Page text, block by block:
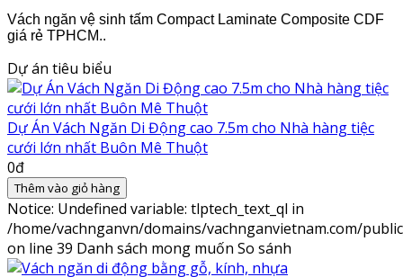
Vách ngăn vệ sinh tấm Compact Laminate Composite CDF
giá rẻ TPHCM..
Dự án tiêu biểu
Dự Án Vách Ngăn Di Động cao 7.5m cho Nhà hàng tiệc
cưới lớn nhất Buôn Mê Thuột
0đ
Thêm vào giỏ hàng
Notice: Undefined variable: tlptech_text_ql in
/home/vachnganvn/domains/vachnganvietnam.com/
on line 39 Danh sách mong muốn So sánh